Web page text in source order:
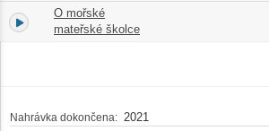
5.
O mořské
mateřské školce
Nahrávka dokončena: 2021